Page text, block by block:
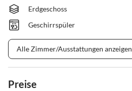
Erdgeschoss
Geschirrspüler
Alle Zimmer/Ausstattungen anzeigen
Preise